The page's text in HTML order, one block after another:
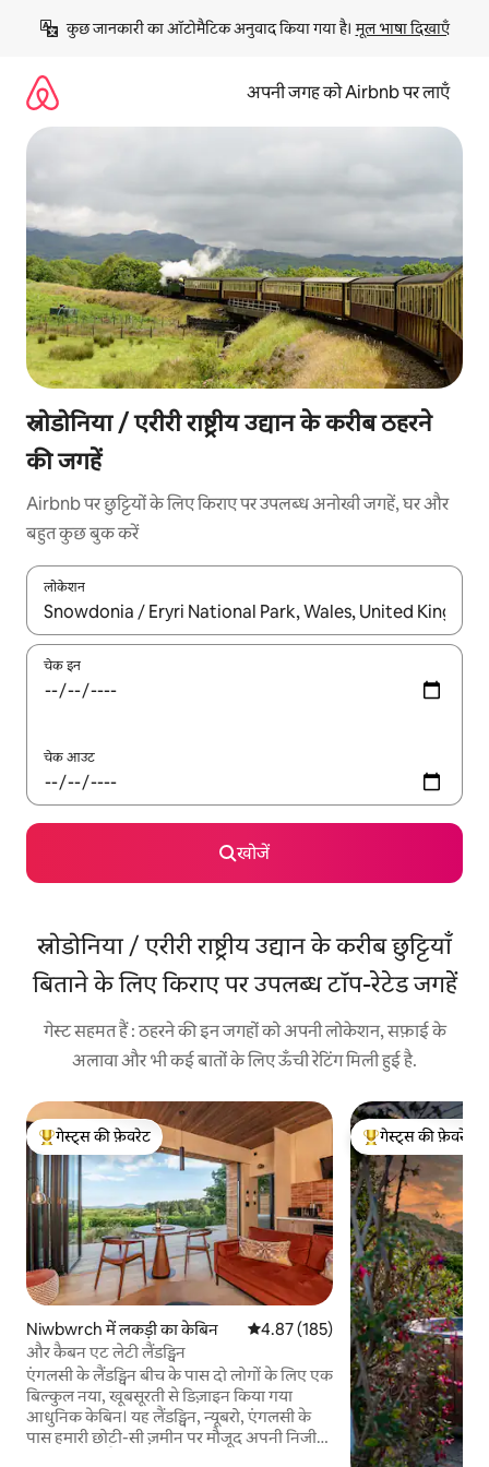
छोड़कर
कॉन्टेंट
कुछ जानकारी का ऑटोमैटिक अनुवाद किया गया है। मूल भाषा दिखाएँ
अपनी जगह को Airbnb पर लाएँ
स्नोडोनिया / एरीरी राष्ट्रीय उद्यान के करीब ठहरने
की जगहें
Airbnb पर छुट्टियों के लिए किराए पर उपलब्ध अनोखी जगहें, घर और
बहुत कुछ बुक करें
लोकेशन
नतीजों के उपलब्ध होने पर, अप और डाउन 'ऐरो की' का इस्तेमाल करके नेविगेट
चेक इन
चेक आउट
खोजें
स्नोडोनिया / एरीरी राष्ट्रीय उद्यान के करीब छुट्टियाँ
बिताने के लिए किराए पर उपलब्ध टॉप-रेटेड जगहें
गेस्ट सहमत हैं : ठहरने की इन जगहों को अपनी लोकेशन, सफ़ाई के
अलावा और भी कई बातों के लिए ऊँची रेटिंग मिली हुई है.
गेस्ट्स का टॉप फ़ेवरेट
गेस्ट्स की फ़ेवरेट
Niwbwrch में लकड़ी का केबिन औसत रेटिंग 5 में से 4.87, 185 समीक्षाएँ
4.87 (185)
और कैबन एट लेटी लैंडड्विन
एंगलसी के लैंडड्विन बीच के पास दो लोगों के लिए एक
बिल्कुल नया, खूबसूरती से डिज़ाइन किया गया
आधुनिक केबिन। यह लैंडड्विन, न्यूबरो, एंगलसी के
पास हमारी छोटी-सी ज़मीन पर मौजूद अपनी निजी
गेस्ट्स का टॉप फ़ेवरेट
गेस्ट्स की फ़ेवरेट